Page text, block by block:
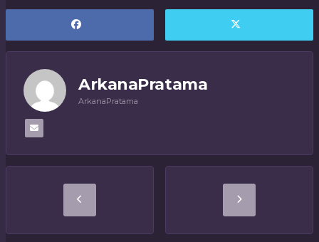
ArkanaPratama
ArkanaPratama